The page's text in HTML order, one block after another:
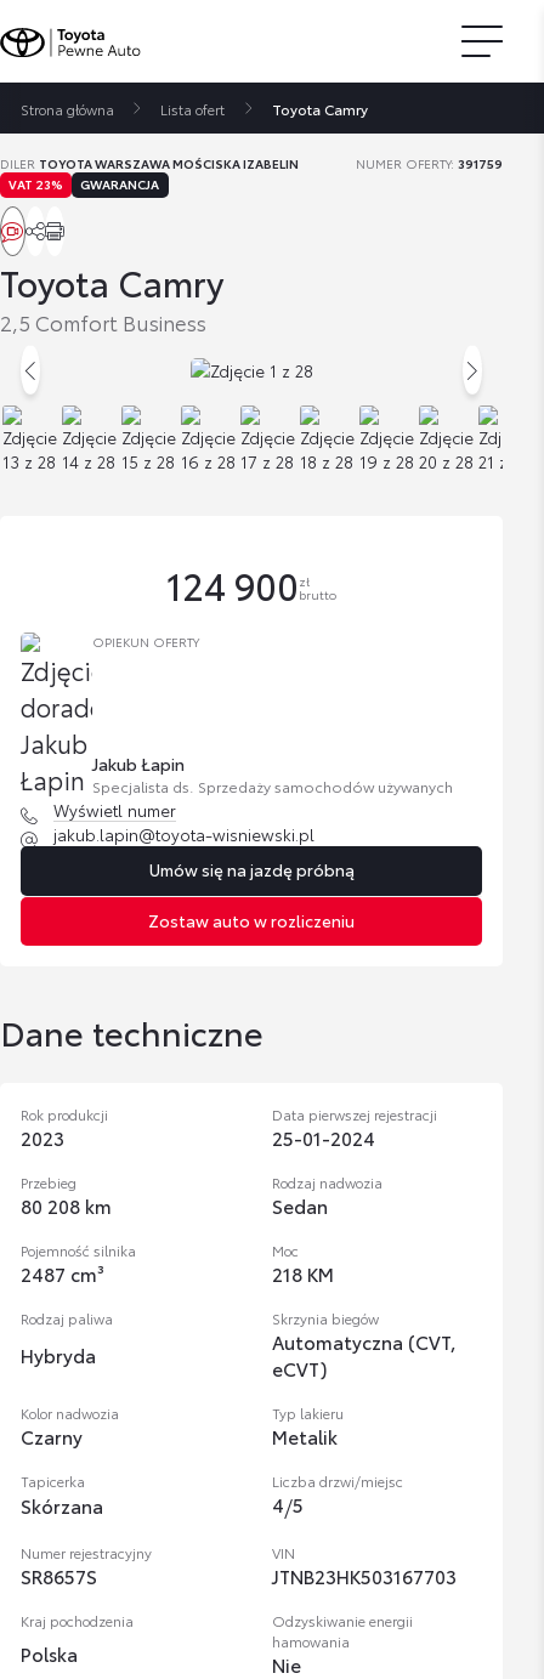
Strona główna Lista ofert Toyota Camry
Toyota Camry
2,5 Comfort Business
VAT 23% GWARANCJA
DILER TOYOTA WARSZAWA MOŚCISKA IZABELIN NUMER OFERTY:391759
OPIEKUN OFERTY
Jakub Łapin
Specjalista ds. Sprzedaży samochodów używanych
Wyświetl numer
jakub.lapin@toyota-wisniewski.pl
Umów się na jazdę próbną
124 900 zł
brutto
Zostaw auto w rozliczeniu
Dane techniczne
Rok produkcji
2023
Data pierwszej rejestracji
25-01-2024
Przebieg
80 208 km
Rodzaj nadwozia
Sedan
Pojemność silnika
2487 cm³
Moc
218 KM
Rodzaj paliwa
Hybryda
Skrzynia biegów
Automatyczna (CVT,
eCVT)
Kolor nadwozia
Czarny
Typ lakieru
Metalik
Tapicerka
Skórzana
Liczba drzwi/miejsc
4/5
Numer rejestracyjny
SR8657S
VIN
JTNB23HK503167703
Kraj pochodzenia
Polska
Odzyskiwanie energii
hamowania
Nie